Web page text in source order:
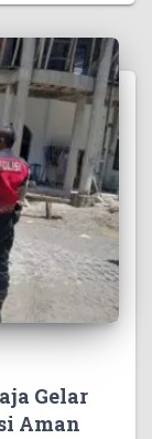
Gelar
Aman